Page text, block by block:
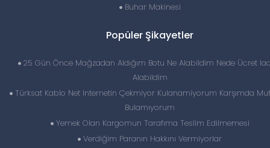
Buhar Makinesi
Popüler Şikayetler
25 Gün Önce Mağzadan Aldığım Botu Ne Alabildim Nede Ücret
Alabildim
Türksat Kablo Net Internetin Çekmiyor Kulanamiyorum Karşımda
Bulamıyorum
Yemek Olan Kargomun Tarafıma Teslim Edilmemesi
Verdiğim Paranın Hakkını Vermiyorlar